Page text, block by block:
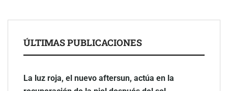
ÚLTIMAS PUBLICACIONES
La luz roja, el nuevo aftersun, actúa en la